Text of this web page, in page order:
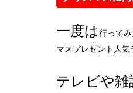
一度は行って
マスプレゼント人
テレビや雑